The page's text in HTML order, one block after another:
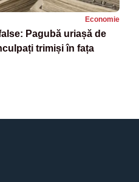
Economie
Pagubă uriașă de
trimiși în fața